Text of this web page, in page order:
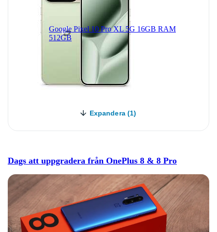
Google Pixel 10 Pro XL 5G 16GB RAM
512GB
Expandera (1)
Dags att uppgradera från OnePlus 8 & 8 Pro